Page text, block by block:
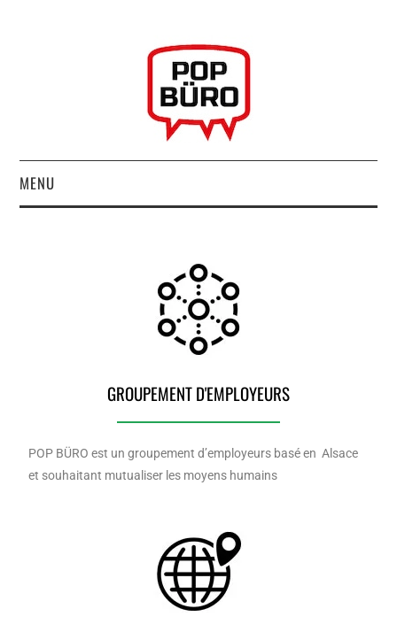
MENU
MUSIQUESACTUELLES.NET
GABBA GABBA HEY !
INDÉPENDANTS
DOKO
GROUPEMENT D'EMPLOYEURS
POP BÜRO est un groupement d’employeurs basé en Alsace
et souhaitant mutualiser les moyens humains